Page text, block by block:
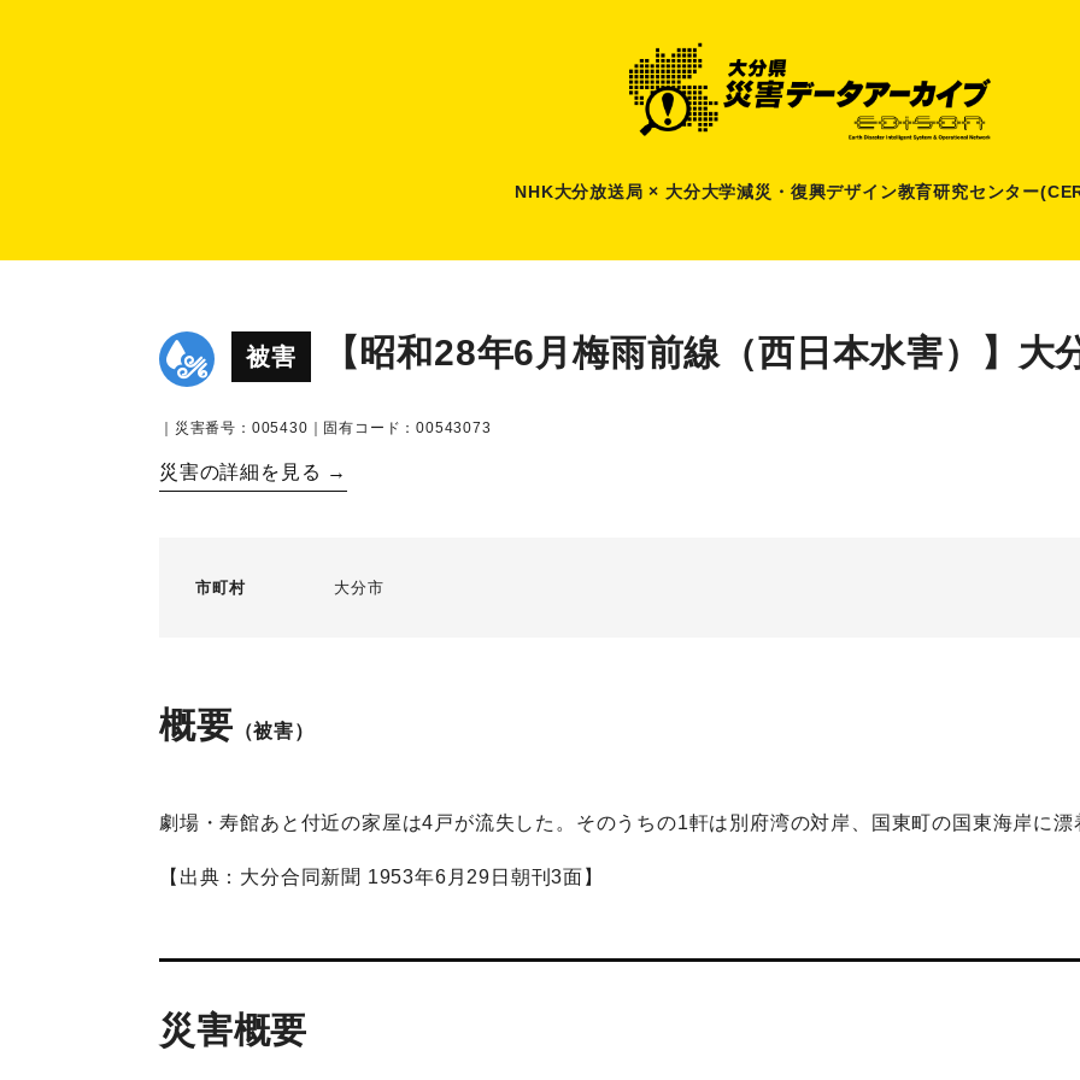
NHK大分放送局 × 大分大学減災 ・ 復興デザイン教育研究センター
被害 【昭和28年6月梅雨前線（西日本水害）】大
｜災害番号：005430｜固有コード：00543073
災害の詳細を見る →
市町村 大分市
概要 （被害）
劇場・寿館あと付近の家屋は4戸が流失した。そのうちの1軒は別府湾の対岸、国東町の国東海岸に漂
【出典：大分合同新聞 1953年6月29日朝刊3面】
災害概要